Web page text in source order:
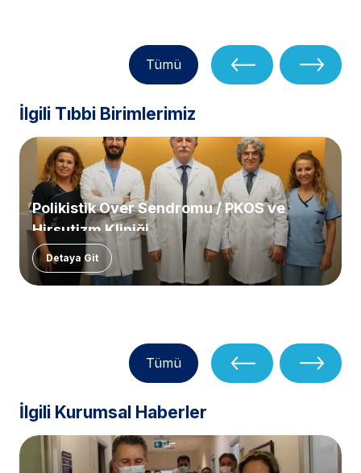
Tümü
İlgili Tıbbi Birimlerimiz
Polikistik Over Sendromu / PKOS ve
Hirsutizm Kliniği
Detaya Git
Tümü
İlgili Kurumsal Haberler